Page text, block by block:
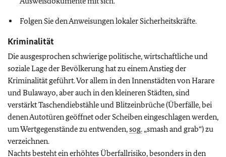
Folgen Sie den Anweisungen lokaler Sicherheitskräfte.
Kriminalität
Die ausgesprochen schwierige politische, wirtschaftliche und
soziale Lage der Bevölkerung hat zu einem Anstieg der
Kriminalität geführt. Vor allem in den Innenstädten von Harare
und Bulawayo, aber auch in den kleineren Städten, sind
verstärkt Taschendiebstähle und Blitzeinbrüche (Überfälle, bei
denen Autotüren geöffnet oder Scheiben eingeschlagen werden,
um Wertgegenstände zu entwenden,sog.„smash and grab“) zu
verzeichnen.
Nachts besteht ein erhöhtes Überfallrisiko, besonders in den